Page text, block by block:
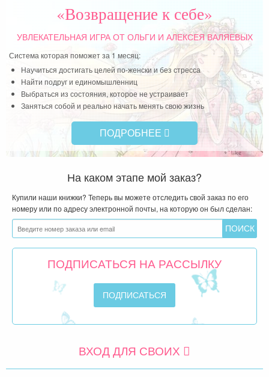
«Возвращение к себе»
УВЛЕКАТЕЛЬНАЯ ИГРАОТ ОЛЬГИ И АЛЕКСЕЯ ВАЛЯЕВЫХ
Система которая поможет за 1 месяц:
Научиться достигать целей по-женски и без стресса
Найти подруг и единомышленниц
Выбраться из состояния, которое не устраивает
Заняться собой и реально начать менять свою жизнь
ПОДРОБНЕЕ
На каком этапе мой заказ?
Купили наши книжки? Теперь вы можете отследить свой заказ по его
номеру или по адресу электронной почты, на которую он был сделан:
ПОДПИСАТЬСЯ НА РАССЫЛКУ
ВХОД ДЛЯ СВОИХ